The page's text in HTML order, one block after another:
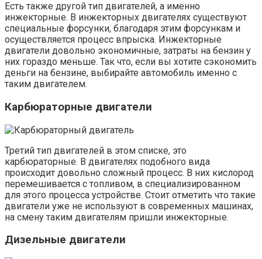
Есть также другой тип двигателей, а именно
инжекторные. В инжекторных двигателях существуют
специальные форсунки, благодаря этим форсункам и
осуществляется процесс впрыска. Инжекторные
двигатели довольно экономичные, затраты на бензин у
них гораздо меньше. Так что, если вы хотите сэкономить
деньги на бензине, выбирайте автомобиль именно с
таким двигателем.
Карбюраторные двигатели
Третий тип двигателей в этом списке, это
карбюраторные. В двигателях подобного вида
происходит довольно сложный процесс. В них кислород
перемешивается с топливом, в специализированном
для этого процесса устройстве. Стоит отметить что такие
двигатели уже не используют в современных машинах,
на смену таким двигателям пришли инжекторные.
Дизельные двигатели